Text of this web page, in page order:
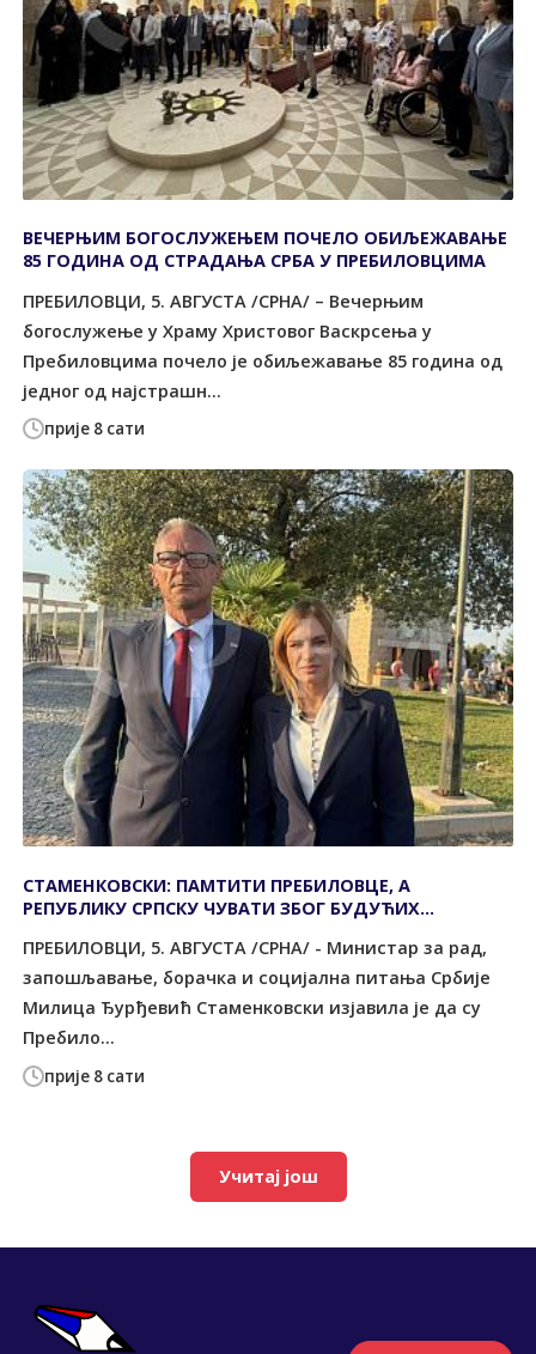
прије 8 сати
ВЕЧЕРЊИМ БОГОСЛУЖЕЊЕМ ПОЧЕЛО ОБИЉЕЖАВАЊЕ
85 ГОДИНА ОД СTРАДАЊА СРБА У ПРЕБИЛОВЦИМА
ПРЕБИЛОВЦИ, 5. АВГУСTА /СРНА/ – Вечерњим
богослужење у Храму Христовог Васкрсења у
Пребиловцима почело је обиљежавање 85 година од
једног од најстрашн...
прије 8 сати
СТАМЕНКОВСКИ: ПАМТИТИ ПРЕБИЛОВЦЕ, А
РЕПУБЛИКУ СРПСКУ ЧУВАТИ ЗБОГ БУДУЋИХ
ПРЕБИЛОВЦИ, 5. АВГУСТА /СРНА/ - Министар за рад,
запошљавање, борачка и социјална питања Србије
Милица Ђурђевић Стаменковски изјавила је да су
Пребило...
Учитај још